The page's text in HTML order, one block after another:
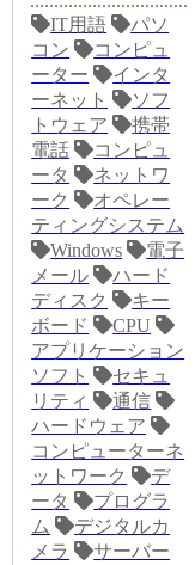
IT用語
パソ
コン
コンピュ
ーター
インタ
ーネット
ソフ
トウェア
携帯
電話
コンピュ
ータ
ネットワ
ーク
オペレー
ティングシステム
Windows
電子
メール
ハード
ディスク
キー
ボード
CPU
アプリケーション
ソフト
セキュ
リティ
通信
ハードウェア
コンピューターネ
ットワーク
デ
ータ
プログラ
ム
デジタルカ
メラ
サーバー